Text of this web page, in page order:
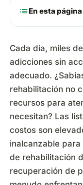
listEn esta página
Cada día, miles
adicciones sin
adecuado.
rehabilitación no
recursos para
necesitan? Las
costos son
inalcanzable
de rehabilitación
recuperación de